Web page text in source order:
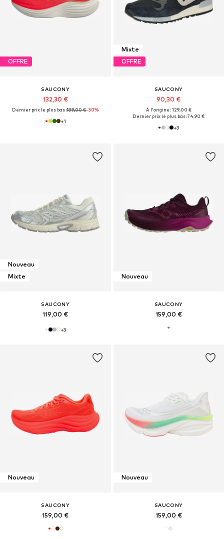
OFFRE
SAUCONY
132,30 €
Dernier prix le plus bas :189,00 €-30%
+1
Mixte
OFFRE
SAUCONY
90,30 €
À l'origine : 129,00 €
Dernier prix le plus bas :74,90 €
+3
Nouveau
Mixte
SAUCONY
119,00 €
+3
Nouveau
SAUCONY
159,00 €
Nouveau
SAUCONY
159,00 €
Nouveau
SAUCONY
159,00 €